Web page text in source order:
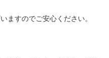
ますのでご安心ください。